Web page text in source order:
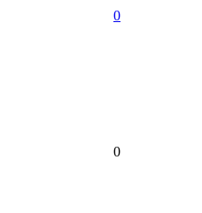
0
0